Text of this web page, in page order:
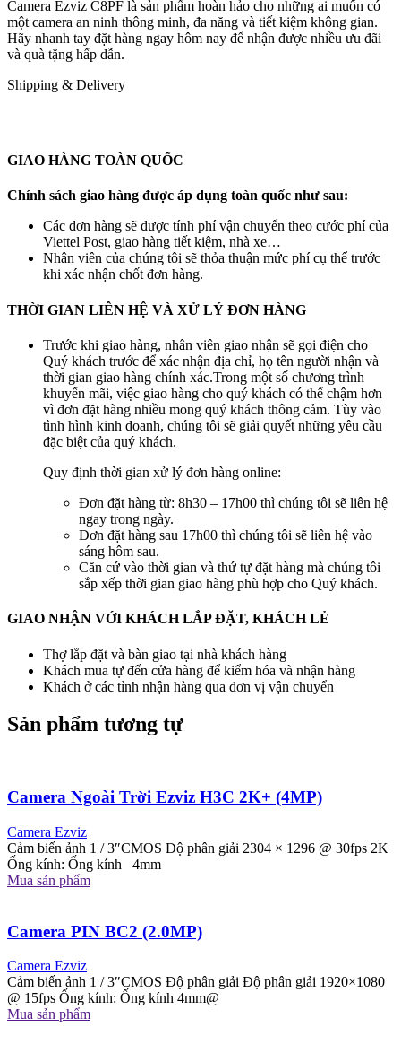
Camera Ezviz C8PF là sản phẩm hoàn hảo cho những ai muốn có
một camera an ninh thông minh, đa năng và tiết kiệm không gian.
Hãy nhanh tay đặt hàng ngay hôm nay để nhận được nhiều ưu đãi
và quà tặng hấp dẫn.
Shipping & Delivery
GIAO HÀNG TOÀN QUỐC
Chính sách giao hàng được áp dụng toàn quốc như sau:
Các đơn hàng sẽ được tính phí vận chuyển theo cước phí của
Viettel Post, giao hàng tiết kiệm, nhà xe…
Nhân viên của chúng tôi sẽ thỏa thuận mức phí cụ thể trước
khi xác nhận chốt đơn hàng.
THỜI GIAN LIÊN HỆ VÀ XỬ LÝ ĐƠN HÀNG
Trước khi giao hàng, nhân viên giao nhận sẽ gọi điện cho
Quý khách trước để xác nhận địa chỉ, họ tên người nhận và
thời gian giao hàng chính xác.Trong một số chương trình
khuyến mãi, việc giao hàng cho quý khách có thể chậm hơn
vì đơn đặt hàng nhiều mong quý khách thông cảm. Tùy vào
tình hình kinh doanh, chúng tôi sẽ giải quyết những yêu cầu
đặc biệt của quý khách.
Quy định thời gian xử lý đơn hàng online:
Đơn đặt hàng từ: 8h30 – 17h00 thì chúng tôi sẽ liên hệ
ngay trong ngày.
Đơn đặt hàng sau 17h00 thì chúng tôi sẽ liên hệ vào
sáng hôm sau.
Căn cứ vào thời gian và thứ tự đặt hàng mà chúng tôi
sắp xếp thời gian giao hàng phù hợp cho Quý khách.
GIAO NHẬN VỚI KHÁCH LẮP ĐẶT, KHÁCH LẺ
Thợ lắp đặt và bàn giao tại nhà khách hàng
Khách mua tự đến cửa hàng để kiểm hóa và nhận hàng
Khách ở các tỉnh nhận hàng qua đơn vị vận chuyển
Sản phẩm tương tự
Camera Ngoài Trời Ezviz H3C 2K+ (4MP)
Camera Ezviz
Cảm biến ảnh 1 / 3″CMOS Độ phân giải 2304 × 1296 @ 30fps 2K
Ống kính: Ống kính 4mm
Mua sản phẩm
Camera PIN BC2 (2.0MP)
Camera Ezviz
Cảm biến ảnh 1 / 3″CMOS Độ phân giải Độ phân giải 1920×1080
@ 15fps Ống kính: Ống kính 4mm@
Mua sản phẩm